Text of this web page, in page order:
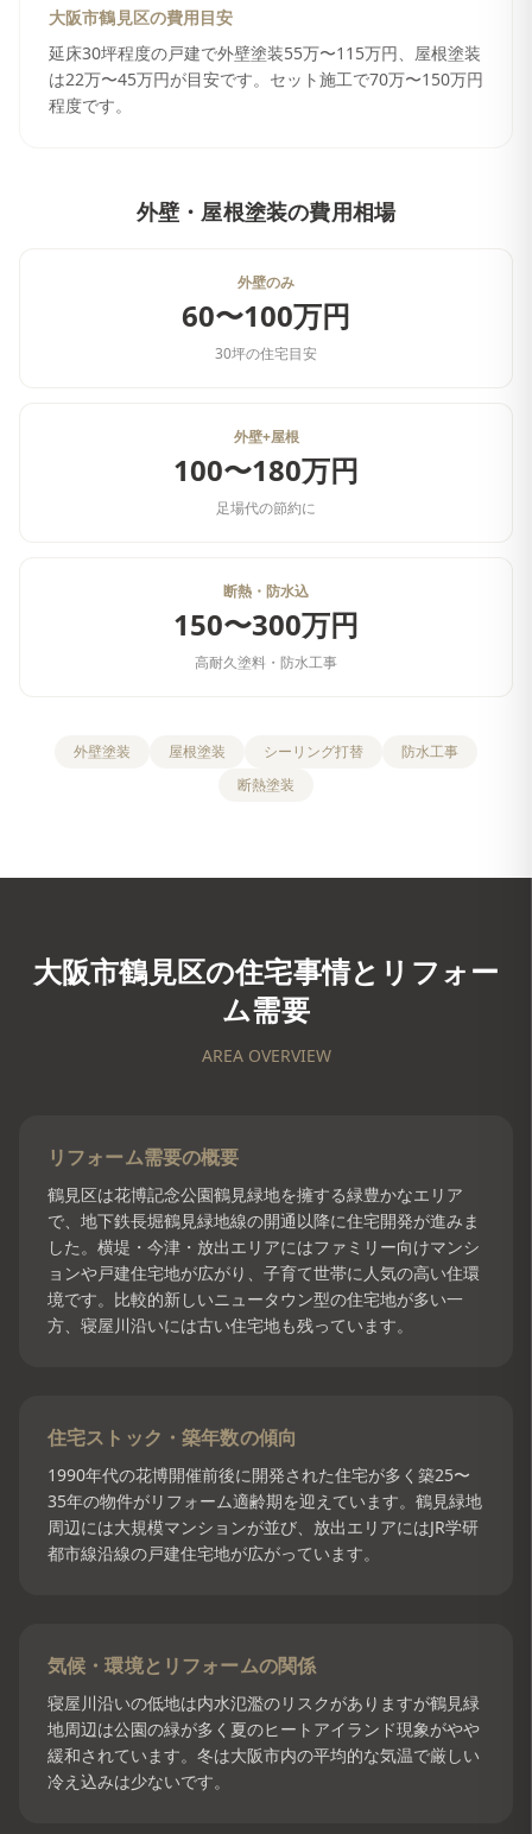
大阪市鶴見区の費用目安
延床30坪程度の戸建で外壁塗装55万〜115万円、屋根塗装
は22万〜45万円が目安です。セット施工で70万〜150万円
程度です。
外壁・屋根塗装の費用相場
外壁のみ
60〜100万円
30坪の住宅目安
外壁+屋根
100〜180万円
足場代の節約に
断熱・防水込
150〜300万円
高耐久塗料・防水工事
外壁塗装 屋根塗装 シーリング打替
防水工事
断熱塗装
大阪市鶴見区の住宅事情とリフォー
ム需要
AREA OVERVIEW
リフォーム需要の概要
鶴見区は花博記念公園鶴見緑地を擁する緑豊かなエリア
で、地下鉄長堀鶴見緑地線の開通以降に住宅開発が進みま
した。横堤・今津・放出エリアにはファミリー向けマンシ
ョンや戸建住宅地が広がり、子育て世帯に人気の高い住環
境です。比較的新しいニュータウン型の住宅地が多い一
方、寝屋川沿いには古い住宅地も残っています。
住宅ストック・築年数の傾向
1990年代の花博開催前後に開発された住宅が多く築25〜
35年の物件がリフォーム適齢期を迎えています。鶴見緑地
周辺には大規模マンションが並び、放出エリアにはJR学研
都市線沿線の戸建住宅地が広がっています。
気候・環境とリフォームの関係
寝屋川沿いの低地は内水氾濫のリスクがありますが鶴見緑
地周辺は公園の緑が多く夏のヒートアイランド現象がやや
緩和されています。冬は大阪市内の平均的な気温で厳しい
冷え込みは少ないです。